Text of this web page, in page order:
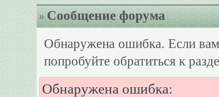
Сообщение форума
Обнаружена ошибка. Если
попробуйте обратиться к
Обнаружена ошибка: